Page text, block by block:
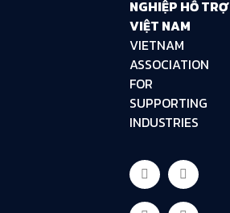
NGHIỆP HỖ TRỢ
VIỆT NAM
VIETNAM
ASSOCIATION
FOR
SUPPORTING
INDUSTRIES